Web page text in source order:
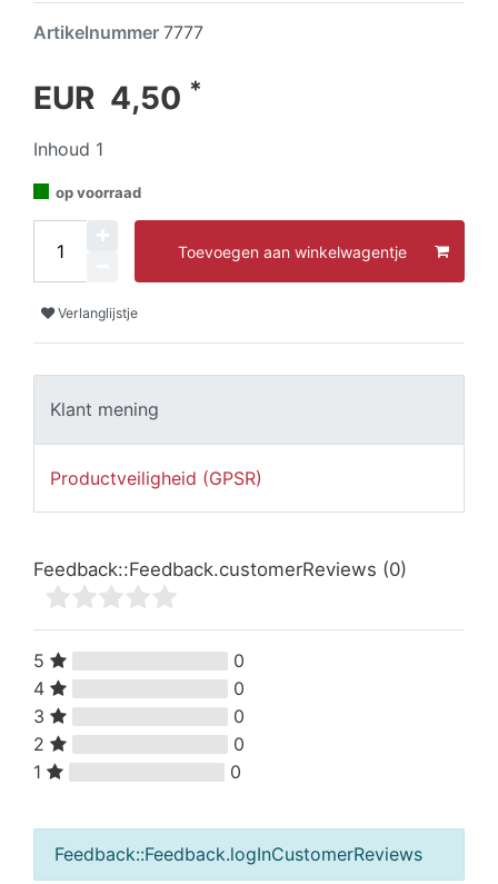
Artikelnummer 7777
EUR 4,50 *
Inhoud 1
op voorraad
Toevoegen aan winkelwagentje
Verlanglijstje
Klant mening
Productveiligheid (GPSR)
Feedback::Feedback.customerReviews (0)
5
0
4
0
3
0
2
0
1
0
Feedback::Feedback.logInCustomerReviews